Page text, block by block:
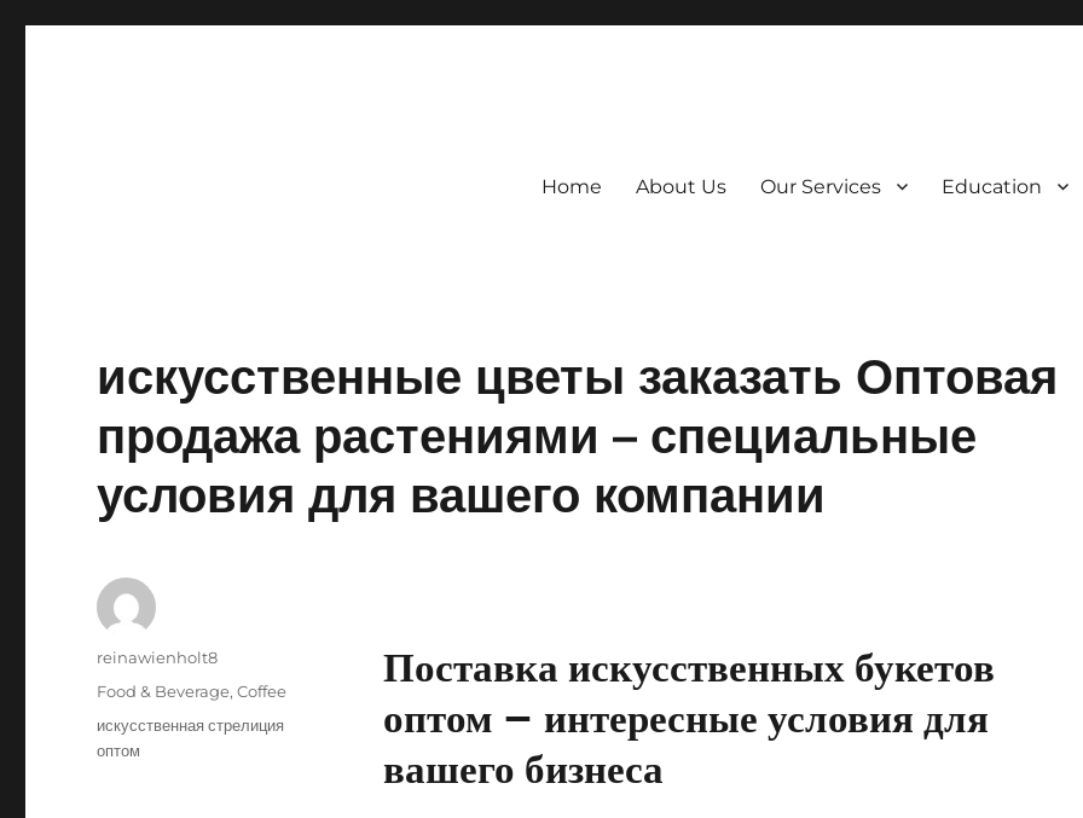
Home About Us Our Services Education
искусственные цветы заказать Оптовая
продажа растениями – специальные
условия для вашего компании
Поставка искусственных букетов
оптом – интересные условия для
вашего бизнеса
Author
reinawienholt8
Posted
Categories
Food & Beverage, Coffee
Tags
искусственная стрелиция
оптом